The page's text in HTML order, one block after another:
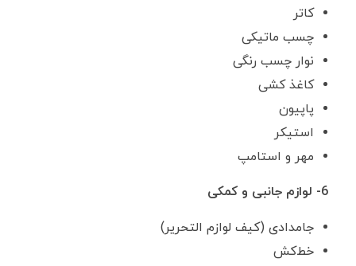
کاتر
چسب ماتیکی
نوار چسب رنگی
کاغذ کشی
پاپیون
استیکر
مهر و استامپ
6- لوازم جانبی و کمکی
جامدادی (کیف لوازم التحریر)
خط‌کش